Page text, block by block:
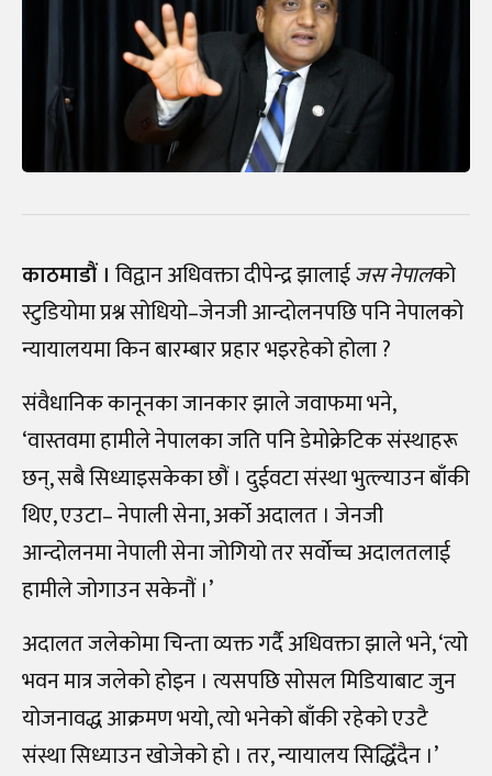
काठमाडौं । विद्वान अधिवक्ता दीपेन्द्र झालाईजस नेपालको
स्टुडियोमा प्रश्न सोधियो–जेनजी आन्दोलनपछि पनि नेपालको
न्यायालयमा किन बारम्बार प्रहार भइरहेको होला ?
संवैधानिक कानूनका जानकार झाले जवाफमा भने,
‘वास्तवमा हामीले नेपालका जति पनि डेमोक्रेटिक संस्थाहरू
छन्, सबै सिध्याइसकेका छौं । दुईवटा संस्था भुत्ल्याउन बाँकी
थिए, एउटा–नेपाली सेना, अर्को अदालत । जेनजी
आन्दोलनमा नेपाली सेना जोगियो तर सर्वोच्च अदालतलाई
हामीले जोगाउन सकेनौं ।’
अदालत जलेकोमा चिन्ता व्यक्त गर्दै अधिवक्ता झाले भने, ‘त्यो
भवन मात्र जलेको होइन । त्यसपछि सोसल मिडियाबाट जुन
योजनावद्ध आक्रमण भयो, त्यो भनेको बाँकी रहेको एउटै
संस्था सिध्याउन खोजेको हो । तर, न्यायालय सिद्धिँदैन ।’